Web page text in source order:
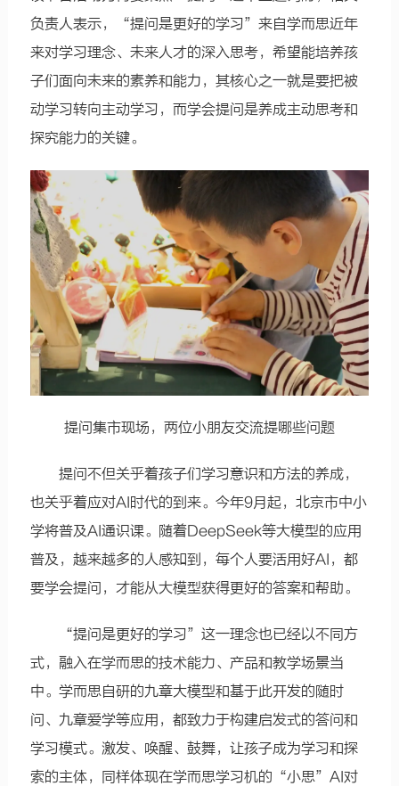
负责人表示，“提问是更好的学习”来自学而思近年
来对学习理念、未来人才的深入思考，希望能培养孩
子们面向未来的素养和能力，其核心之一就是要把被
动学习转向主动学习，而学会提问是养成主动思考和
探究能力的关键。
提问集市现场，两位小朋友交流提哪些问题
提问不但关乎着孩子们学习意识和方法的养成，
也关乎着应对AI时代的到来。今年9月起，北京市中小
学将普及AI通识课。随着DeepSeek等大模型的应用
普及，越来越多的人感知到，每个人要活用好AI，都
要学会提问，才能从大模型获得更好的答案和帮助。
“提问是更好的学习”这一理念也已经以不同方
式，融入在学而思的技术能力、产品和教学场景当
中。学而思自研的九章大模型和基于此开发的随时
问、九章爱学等应用，都致力于构建启发式的答问和
学习模式。激发、唤醒、鼓舞，让孩子成为学习和探
索的主体，同样体现在学而思学习机的“小思”AI对